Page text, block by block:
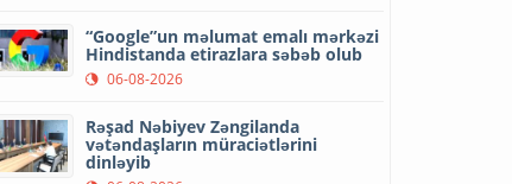
“Google”un məlumat emalı mərkəzi
Hindistanda etirazlara səbəb olub
06-08-2026
Rəşad Nəbiyev Zəngilanda
vətəndaşların müraciətlərini
dinləyib